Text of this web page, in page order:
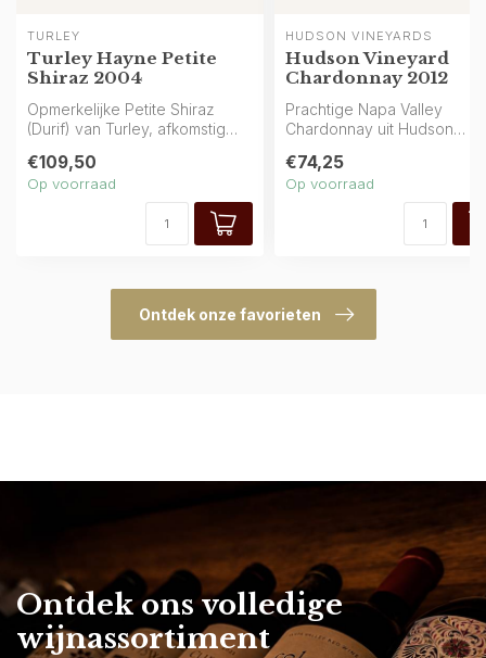
TURLEY
Turley Hayne Petite
Shiraz 2004
Opmerkelijke Petite Shiraz
(Durif) van Turley, afkomstig
€109,50
Op voorraad
HUDSON VINEYARDS
Hudson Vineyard
Chardonnay 2012
Prachtige Napa Valley
Chardonnay uit Hudson
glas en...
€74,25
Op voorraad
Ontdek onze favorieten
Ontdek ons volledige
wijnassortiment